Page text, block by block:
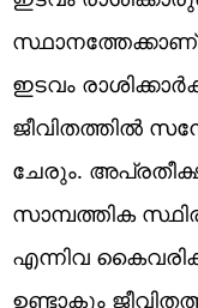
ഇടവം
ജീവിതത്തിൽ
ചേരും.
സാമ്പത്തിക
എന്നിവ
ഉണ്ടാകും